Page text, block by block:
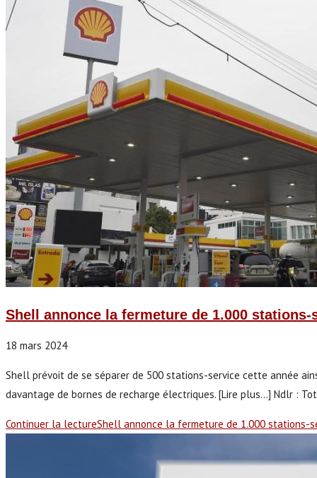
Shell annonce la fermeture de 1.000 stations-
18 mars 2024
Shell prévoit de se séparer de 500 stations-service cette année
davantage de bornes de recharge électriques. [Lire plus...] Ndlr :
Continuer la lectureShell annonce la fermeture de 1.000 stations-